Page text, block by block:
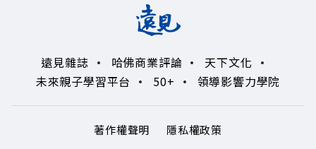
遠見雜誌 哈佛商業評論
天下文化
未來親子學習平台
50+ 領導影響力學院
著作權聲明 隱私權政策